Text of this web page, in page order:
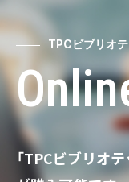
TPCビブリオ
「TPCビブリオ